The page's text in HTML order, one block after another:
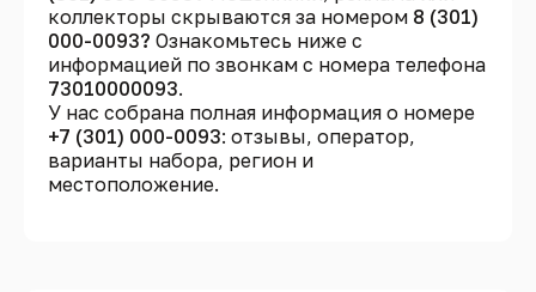
коллекторы скрываются за номером 8 (301)
000-0093? Ознакомьтесь ниже с
информацией по звонкам с номера телефона
73010000093.
У нас собрана полная информация о номере
+7 (301) 000-0093: отзывы, оператор,
варианты набора, регион и
местоположение.